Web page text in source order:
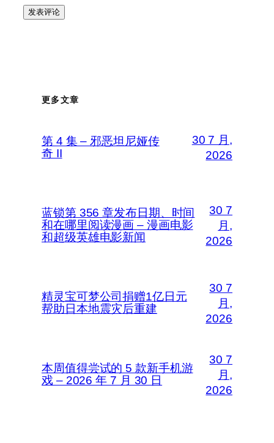
更多文章
第 4 集 – 邪恶坦尼娅传
奇 II
30 7 月,
2026
蓝锁第 356 章发布日期、时间
和在哪里阅读漫画 – 漫画电影
和超级英雄电影新闻
30 7
月,
2026
精灵宝可梦公司捐赠1亿日元
帮助日本地震灾后重建
30 7
月,
2026
本周值得尝试的 5 款新手机游
戏 – 2026 年 7 月 30 日
30 7
月,
2026